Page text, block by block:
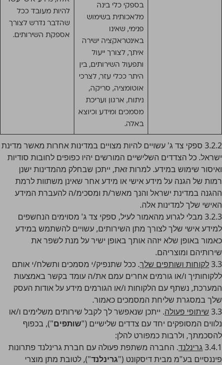
בספקי כלי בינה
מלאכותית בשימוש
פנימי, שאינו
באינטראקציה ישירה
איתך, לצורך ייעול
ותפעול השירותים, בין
היתר ככלי עזר, לצרכי
אוטומציה, סריקה,
ניתוח, ארגון ועריכת
מסמכים ומידע וכיוצא
באלה.
להיות מעובד ככל
שהדבר נדרש לצורך
אספקת השירותים.
3.2.2 ספקי צד ג' עשויים להיות מצויים במדינות אחרות מאשר מדינת
ישראל. כל הצדדים השלישיים המורשים יהיו כפופים לחובות סודיות
ואיסור שימוש במידע. למרות זאת, ייתכן שבחלק מהמדינות ישנן
רמות של הגנה על מידע אישי או מידע אחר שאינן משתוות לרמת
ההגנה במדינת ישראל והנך מאשר/ת ומסכימ/ה להעברת המידע
האישי שלך למדינות אלה.
3.2.3 מבלי לגרוע מהאמור לעיל, ספקי צד ג' מסוימים הנחשפים
למידע אישי שלך לצורך מתן השירותים, עשויים להשתמש במידע
כאמור באופן שלא יזהה אותך באופן ישיר על מנת לשפר את
שירותיהם ומוצריהם.
3.3לקוחות ושותפים שלך. ככל שתנפיק/י מסמכים ותשלח/י אותם
ללקוחותיך ו/או גורמים אחרים עמם את/ה עומד בקשר באמצעות
המערכת, נשתף עם הלקוחות ו/או הגורמים מידע על אודות העסק
שלך במסגרת שליחת המסמכים כאמור.
3.3 שיתופי פעולה. ייתכן שנאפשר לך לקבל שירותים משלימים ו/או
נלווים המסופקים יחד עם צדדים שלישיים ("שותפים"), בכפוף
להסכמתך, ולרבות כמפורט להלן:
3.4.1גרינלנד. החברה משתפת פעולה עם חברת גרינלנד פתרונות
פיננסיים בע"מ מבית דיסקונט ("גרינלנד"), לטובת מתן מוצרי